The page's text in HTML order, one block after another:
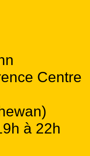
Centre
à 22h